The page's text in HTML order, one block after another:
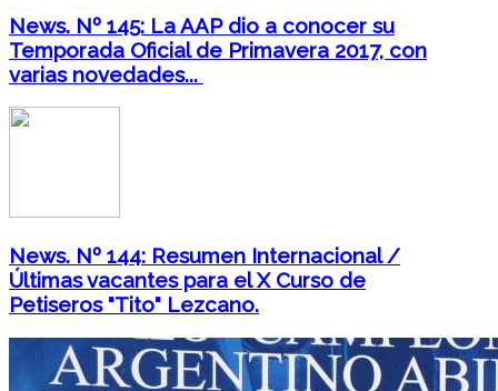
News. Nº 145: La AAP dio a conocer su
Temporada Oficial de Primavera 2017, con
varias novedades...
News. Nº 144: Resumen Internacional /
Últimas vacantes para el X Curso de
Petiseros "Tito" Lezcano.